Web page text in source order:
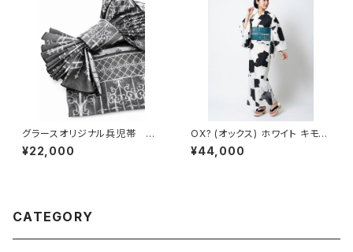
グラースオリジナル兵児帯 ア
イアンフェンス ブラック×ホワ
イト ポリエステル100％
¥22,000
OX? (オックス) ホワイト キモノ
グラースオリジナル浴衣 単衣着
物 セオα ポリエステル100％
¥44,000
CATEGORY